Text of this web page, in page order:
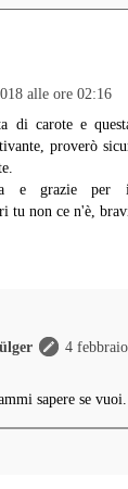
alle ore 02:16
carote e
proverò
e grazie per
tu non ce n'è,
4
sapere se